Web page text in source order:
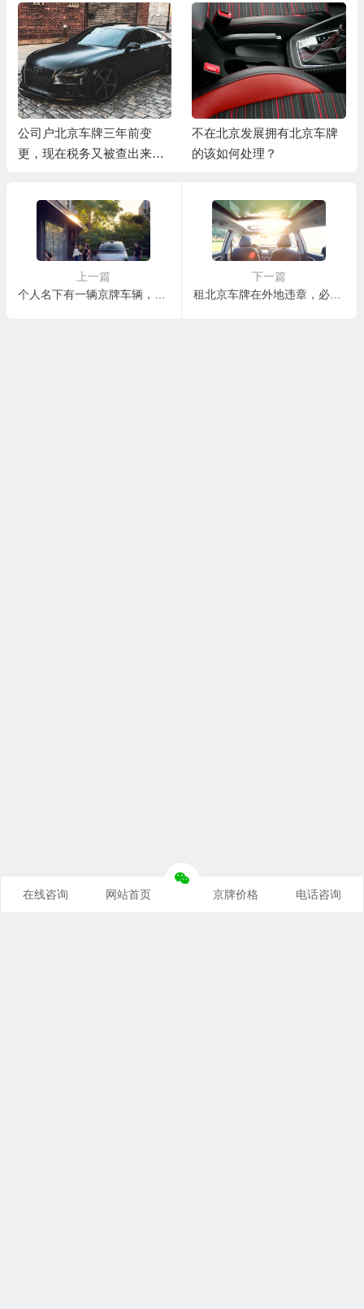
公司户北京车牌三年前变
更，现在税务又被查出来怎
不在北京发展拥有北京车牌
的该如何处理？
上一篇
下一篇
租北京车牌在外地违章，必须指标人在北京处理吗？
在线咨询 网站首页 京牌价格 电话咨询